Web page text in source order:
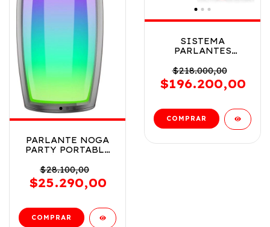
PARLANTE NOGA
PARTY PORTABLE
CON LEDS COD NG-
BT625
$28.100,00
$25.290,00
SISTEMA
PARLANTES
NOGA 2.1
VANGUARD COD
VANGUARD
$218.000,00
$196.200,00